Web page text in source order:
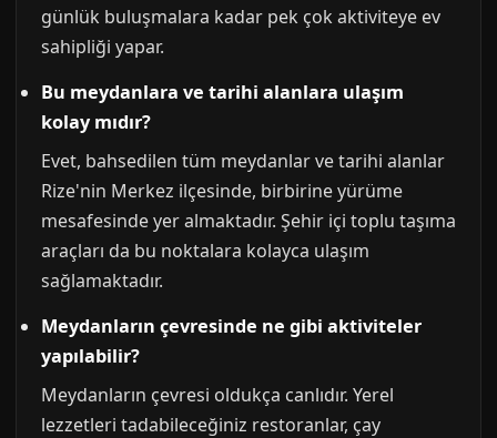
günlük buluşmalara kadar pek çok aktiviteye ev
sahipliği yapar.
Bu meydanlara ve tarihi alanlara ulaşım
kolay mıdır?
Evet, bahsedilen tüm meydanlar ve tarihi alanlar
Rize'nin Merkez ilçesinde, birbirine yürüme
mesafesinde yer almaktadır. Şehir içi toplu taşıma
araçları da bu noktalara kolayca ulaşım
sağlamaktadır.
Meydanların çevresinde ne gibi aktiviteler
yapılabilir?
Meydanların çevresi oldukça canlıdır. Yerel
lezzetleri tadabileceğiniz restoranlar, çay